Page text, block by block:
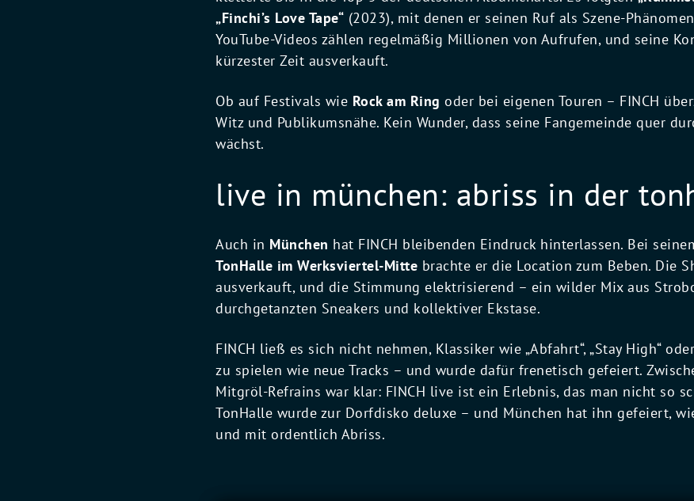
„Finchi’s Love Tape“ (2023), mit denen er seinen Ruf als Szene-
YouTube-Videos zählen regelmäßig Millionen von Aufrufen, und seine
kürzester Zeit ausverkauft.
Ob auf Festivals wie Rock am Ring oder bei eigenen Touren – FINCH
Witz und Publikumsnähe. Kein Wunder, dass seine Fangemeinde quer
wächst.
live in münchen: abriss in der
Auch in München hat FINCH bleibenden Eindruck hinterlassen. Bei
TonHalle im Werksviertel-Mitte brachte er die Location zum Beben. Die
ausverkauft, und die Stimmung elektrisierend – ein wilder Mix aus
durchgetanzten Sneakers und kollektiver Ekstase.
FINCH ließ es sich nicht nehmen, Klassiker wie „Abfahrt“, „Stay High“
zu spielen wie neue Tracks – und wurde dafür frenetisch gefeiert.
Mitgröl-Refrains war klar: FINCH live ist ein Erlebnis, das man nicht so
TonHalle wurde zur Dorfdisko deluxe – und München hat ihn gefeiert,
und mit ordentlich Abriss.